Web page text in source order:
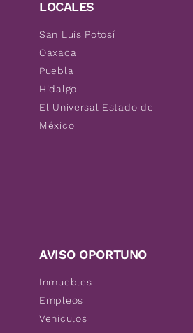
LOCALES
San Luis Potosí
Oaxaca
Puebla
Hidalgo
El Universal Estado de
México
AVISO OPORTUNO
Inmuebles
Empleos
Vehículos